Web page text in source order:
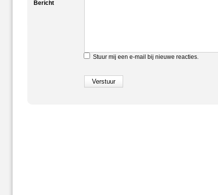
Bericht
Stuur mij een e-mail bij nieuwe reacties.